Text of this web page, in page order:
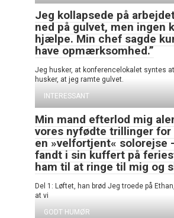
Jeg kollapsede på
ned på gulvet, men ingen
hjælpe. Min chef sagde
have opmærksomhed.”
Jeg husker, at konferencelokalet syntes
husker, at jeg ramte gulvet.
INTERESSANT
Min mand efterlod mig
vores nyfødte trillinger for
en »velfortjent« solorejse
fandt i sin kuffert på
ham til at ringe til mig og
Del 1: Løftet, han brød Jeg troede på
at vi
GODT HUMØR